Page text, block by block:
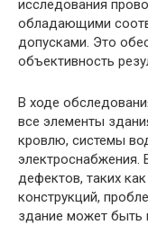
исследования
обладающими
допусками. Это
объективность
В ходе
все элементы
кровлю, системы
электроснабжения.
дефектов, таких
конструкций,
здание может быть